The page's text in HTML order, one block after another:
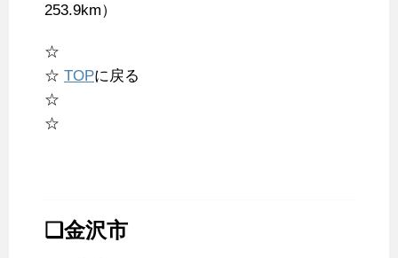
253.9km）
☆
☆ TOPに戻る
☆
☆
❑金沢市